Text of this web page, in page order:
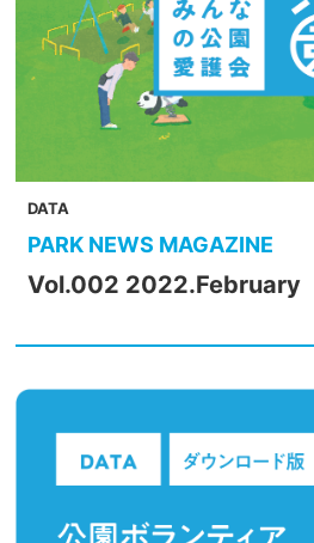
DATA
PARK NEWS MAGAZINE
Vol.002 2022.February